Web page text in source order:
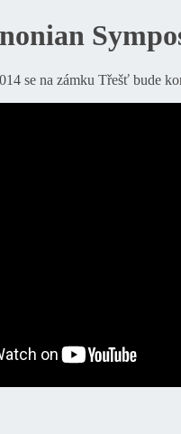
se na zámku Třešť bude